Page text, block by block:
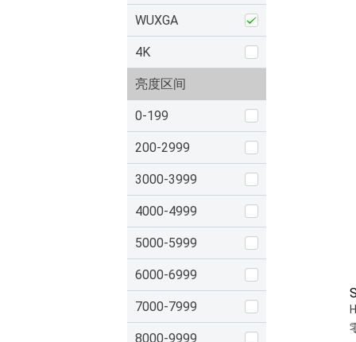
WUXGA
4K
亮度区间
0-199
200-2999
3000-3999
4000-4999
5000-5999
6000-6999
7000-7999
8000-9999